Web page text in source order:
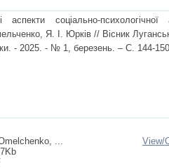
соціально-психологічної
Я. І. Юрків // Вісник
- 2025. - № 1, березень. – С. 144-
...
View/